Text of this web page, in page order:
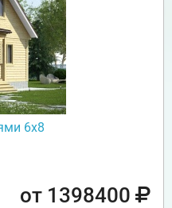
6х8
от 1398400